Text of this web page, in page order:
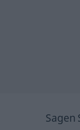
Sagen